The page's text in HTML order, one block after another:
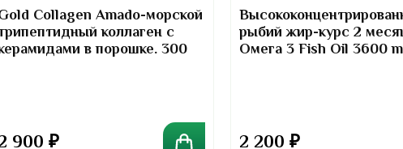
Collagen Amado-морской
коллаген с
в порошке. 300
900 ₽
рыбий жир-курс 2
Омега 3 Fish Oil 3600
2 200 ₽